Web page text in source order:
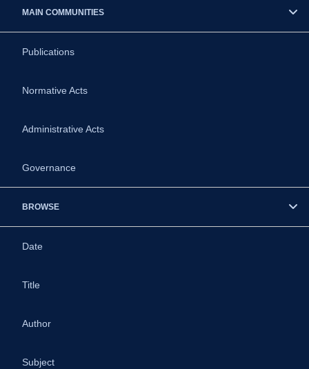
MAIN COMMUNITIES
Publications
Normative Acts
Administrative Acts
Governance
BROWSE
Date
Title
Author
Subject